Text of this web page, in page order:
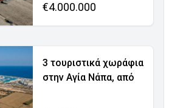
€4.000.000
3 τουριστικά χωράφια
στην Αγία Νάπα, από